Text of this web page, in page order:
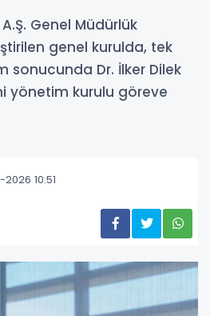
Genel Müdürlük
genel kurulda, tek
sonucunda Dr. İlker Dilek
yönetim kurulu göreve
10:51